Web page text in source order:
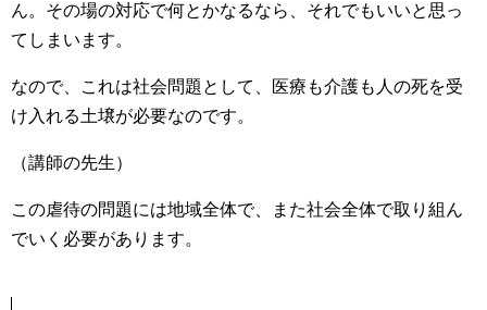
ん。その場の対応で何とかなるなら、それでもいいと思っ
てしまいます。
なので、これは社会問題として、医療も介護も人の死を受
け入れる土壌が必要なのです。
（講師の先生）
この虐待の問題には地域全体で、また社会全体で取り組ん
でいく必要があります。